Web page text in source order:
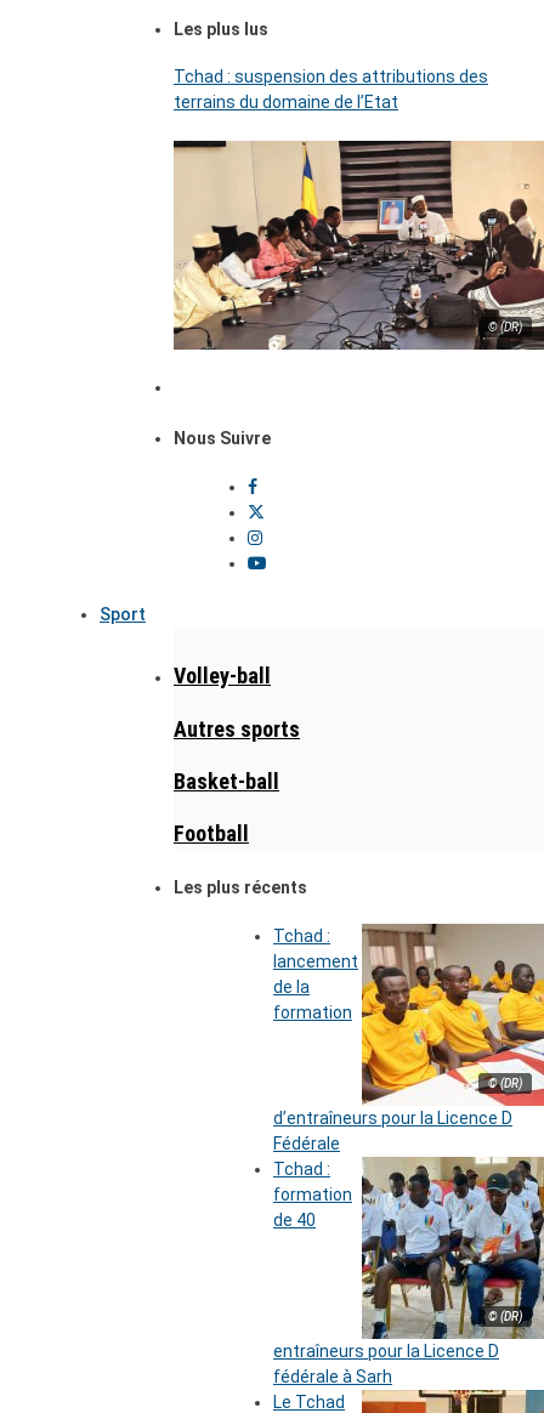
Les plus lus
Tchad : suspension des attributions des
terrains du domaine de l’Etat
© (DR)
Nous Suivre
Sport
Volley-ball
Autres sports
Basket-ball
Football
Les plus récents
© (DR)
Tchad :
lancement
de la
formation
d’entraîneurs pour la Licence D
Fédérale
© (DR)
Tchad :
formation
de 40
entraîneurs pour la Licence D
fédérale à Sarh
Le Tchad